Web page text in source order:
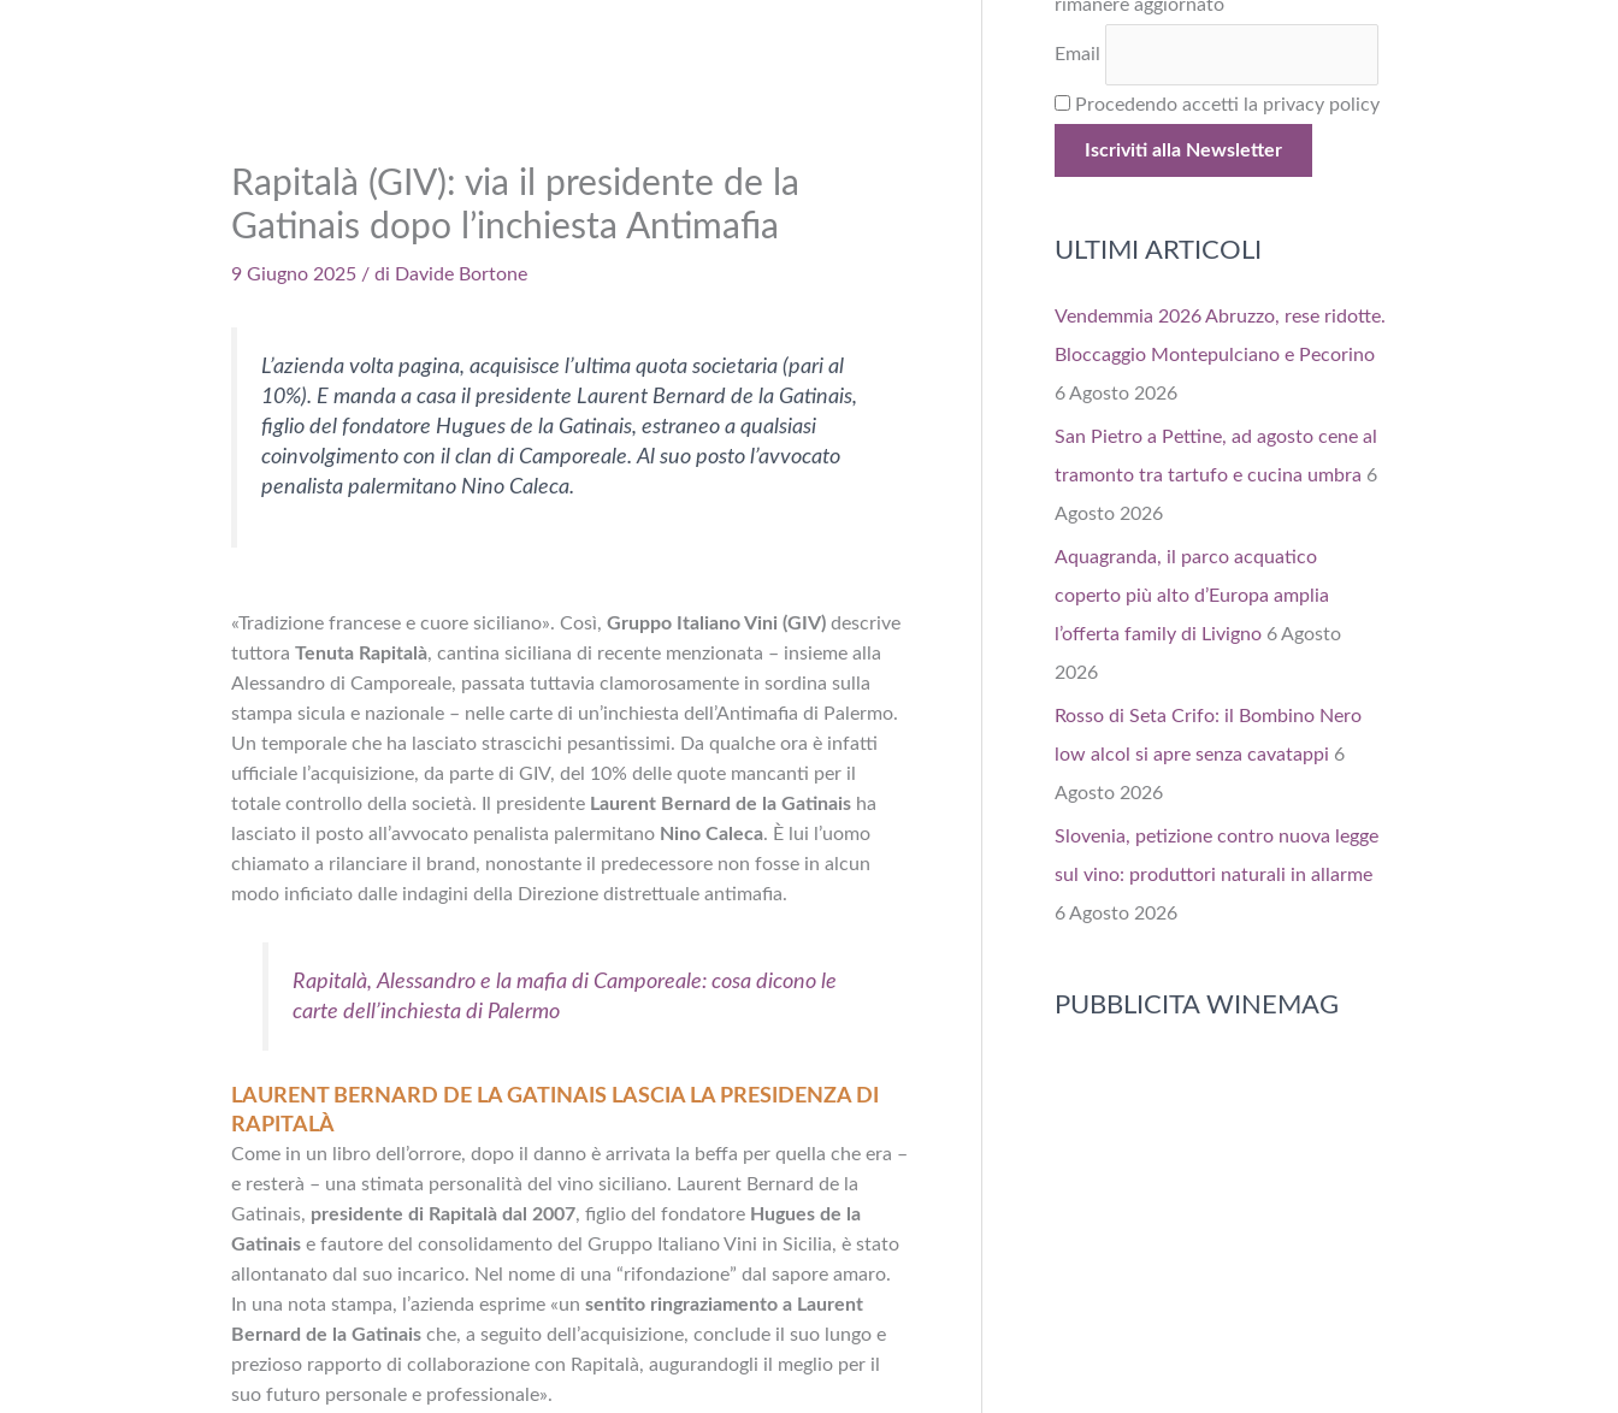
Rapitalà (GIV): via il presidente de la
Gatinais dopo l’inchiesta Antimafia
9 Giugno 2025 / di Davide Bortone
L’azienda volta pagina, acquisisce l’ultima quota societaria (pari al
10%). E manda a casa il presidente Laurent Bernard de la Gatinais,
figlio del fondatore Hugues de la Gatinais, estraneo a qualsiasi
coinvolgimento con il clan di Camporeale. Al suo posto l’avvocato
penalista palermitano Nino Caleca.
«Tradizione francese e cuore siciliano». Così, Gruppo Italiano Vini (GIV) descrive
tuttora Tenuta Rapitalà, cantina siciliana di recente menzionata – insieme alla
Alessandro di Camporeale, passata tuttavia clamorosamente in sordina sulla
stampa sicula e nazionale – nelle carte di un’inchiesta dell’Antimafia di Palermo.
Un temporale che ha lasciato strascichi pesantissimi. Da qualche ora è infatti
ufficiale l’acquisizione, da parte di GIV, del 10% delle quote mancanti per il
totale controllo della società. Il presidente Laurent Bernard de la Gatinais ha
lasciato il posto all’avvocato penalista palermitano Nino Caleca. È lui l’uomo
chiamato a rilanciare il brand, nonostante il predecessore non fosse in alcun
modo inficiato dalle indagini della Direzione distrettuale antimafia.
Rapitalà, Alessandro e la mafia di Camporeale: cosa dicono le
carte dell’inchiesta di Palermo
LAURENT BERNARD DE LA GATINAIS LASCIA LA PRESIDENZA DI
RAPITALÀ
Come in un libro dell’orrore, dopo il danno è arrivata la beffa per quella che era –
e resterà – una stimata personalità del vino siciliano. Laurent Bernard de la
Gatinais, presidente di Rapitalà dal 2007, figlio del fondatore Hugues de la
Gatinais e fautore del consolidamento del Gruppo Italiano Vini in Sicilia, è stato
allontanato dal suo incarico. Nel nome di una “rifondazione” dal sapore amaro.
In una nota stampa, l’azienda esprime «un sentito ringraziamento a Laurent
Bernard de la Gatinais che, a seguito dell’acquisizione, conclude il suo lungo e
prezioso rapporto di collaborazione con Rapitalà, augurandogli il meglio per il
suo futuro personale e professionale».
rimanere aggiornato
Email
Procedendo accetti la privacy policy
ULTIMI ARTICOLI
Vendemmia 2026 Abruzzo, rese ridotte.
Bloccaggio Montepulciano e Pecorino
6 Agosto 2026
San Pietro a Pettine, ad agosto cene al
tramonto tra tartufo e cucina umbra 6
Agosto 2026
Aquagranda, il parco acquatico
coperto più alto d’Europa amplia
l’offerta family di Livigno 6 Agosto
2026
Rosso di Seta Crifo: il Bombino Nero
low alcol si apre senza cavatappi 6
Agosto 2026
Slovenia, petizione contro nuova legge
sul vino: produttori naturali in allarme
6 Agosto 2026
PUBBLICITA WINEMAG